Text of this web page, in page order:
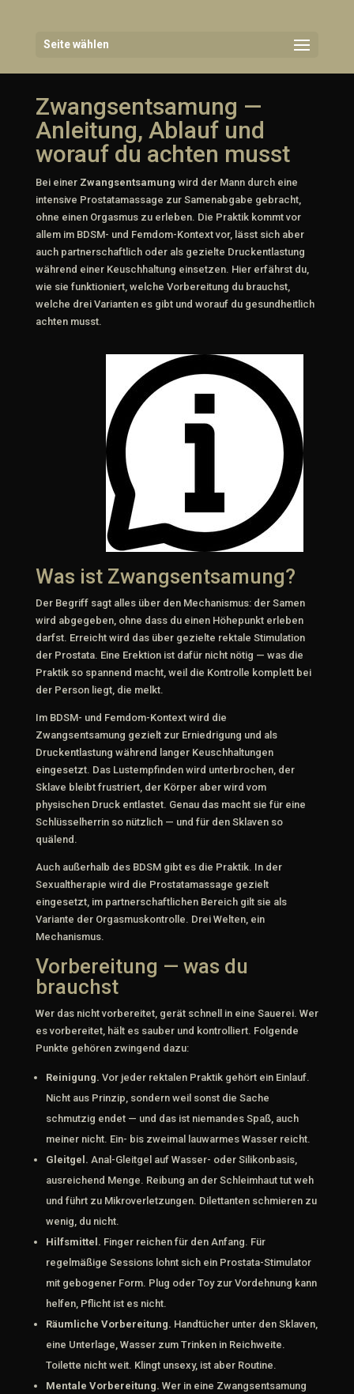
Seite wählen
Zwangsentsamung —
Anleitung, Ablauf und
worauf du achten musst
Bei einer Zwangsentsamung wird der Mann durch eine
intensive Prostatamassage zur Samenabgabe gebracht,
ohne einen Orgasmus zu erleben. Die Praktik kommt vor
allem im BDSM- und Femdom-Kontext vor, lässt sich aber
auch partnerschaftlich oder als gezielte Druckentlastung
während einer Keuschhaltung einsetzen. Hier erfährst du,
wie sie funktioniert, welche Vorbereitung du brauchst,
welche drei Varianten es gibt und worauf du gesundheitlich
achten musst.
Was ist Zwangsentsamung?
Der Begriff sagt alles über den Mechanismus: der Samen
wird abgegeben, ohne dass du einen Höhepunkt erleben
darfst. Erreicht wird das über gezielte rektale Stimulation
der Prostata. Eine Erektion ist dafür nicht nötig — was die
Praktik so spannend macht, weil die Kontrolle komplett bei
der Person liegt, die melkt.
Im BDSM- und Femdom-Kontext wird die
Zwangsentsamung gezielt zur Erniedrigung und als
Druckentlastung während langer Keuschhaltungen
eingesetzt. Das Lustempfinden wird unterbrochen, der
Sklave bleibt frustriert, der Körper aber wird vom
physischen Druck entlastet. Genau das macht sie für eine
Schlüsselherrin so nützlich — und für den Sklaven so
quälend.
Auch außerhalb des BDSM gibt es die Praktik. In der
Sexualtherapie wird die Prostatamassage gezielt
eingesetzt, im partnerschaftlichen Bereich gilt sie als
Variante der Orgasmuskontrolle. Drei Welten, ein
Mechanismus.
Vorbereitung — was du
brauchst
Wer das nicht vorbereitet, gerät schnell in eine Sauerei. Wer
es vorbereitet, hält es sauber und kontrolliert. Folgende
Punkte gehören zwingend dazu:
Reinigung. Vor jeder rektalen Praktik gehört ein Einlauf.
Nicht aus Prinzip, sondern weil sonst die Sache
schmutzig endet — und das ist niemandes Spaß, auch
meiner nicht. Ein- bis zweimal lauwarmes Wasser reicht.
Gleitgel. Anal-Gleitgel auf Wasser- oder Silikonbasis,
ausreichend Menge. Reibung an der Schleimhaut tut weh
und führt zu Mikroverletzungen. Dilettanten schmieren zu
wenig, du nicht.
Hilfsmittel. Finger reichen für den Anfang. Für
regelmäßige Sessions lohnt sich ein Prostata-Stimulator
mit gebogener Form. Plug oder Toy zur Vordehnung kann
helfen, Pflicht ist es nicht.
Räumliche Vorbereitung. Handtücher unter den Sklaven,
eine Unterlage, Wasser zum Trinken in Reichweite.
Toilette nicht weit. Klingt unsexy, ist aber Routine.
Mentale Vorbereitung. Wer in eine Zwangsentsamung